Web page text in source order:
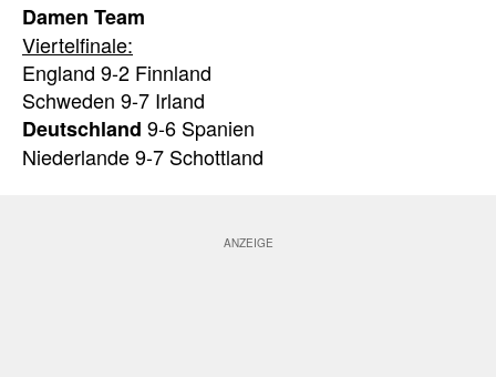
Damen Team
Viertelfinale:
England 9-2 Finnland
Schweden 9-7 Irland
Deutschland 9-6 Spanien
Niederlande 9-7 Schottland